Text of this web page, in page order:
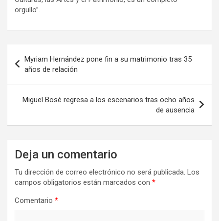
orgullo”.
de
entradas
Myriam Hernández pone fin a su matrimonio tras 35
años de relación
Miguel Bosé regresa a los escenarios tras ocho años
de ausencia
Deja un comentario
Tu dirección de correo electrónico no será publicada. Los
campos obligatorios están marcados con *
Comentario *